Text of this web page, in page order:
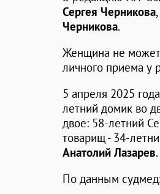
Сергея Черникова,
Черникова.
Женщина не может
личного приема у
5 апреля 2025
летний домик во
двое: 58-летний
товарищ - 34-
Анатолий Лазарев
По данным